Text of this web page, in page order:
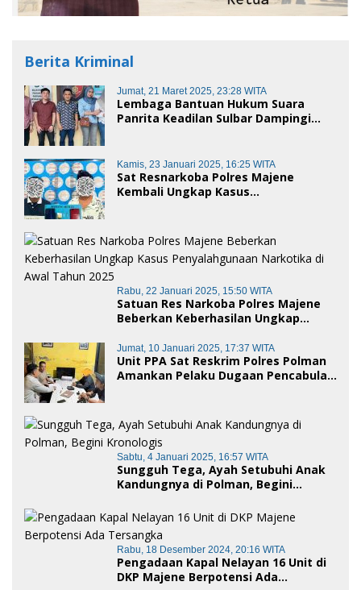
Berita Kriminal
Jumat, 21 Maret 2025, 23:28 WITA
Lembaga Bantuan Hukum Suara
Panrita Keadilan Sulbar Dampingi
Polman
Kamis, 23 Januari 2025, 16:25 WITA
Sat Resnarkoba Polres Majene
Kembali Ungkap Kasus
Rabu, 22 Januari 2025, 15:50 WITA
Satuan Res Narkoba Polres Majene
Beberkan Keberhasilan Ungkap
Awal Tahun 2025
Jumat, 10 Januari 2025, 17:37 WITA
Unit PPA Sat Reskrim Polres Polman
Amankan Pelaku Dugaan Pencabulan
Sabtu, 4 Januari 2025, 16:57 WITA
Sungguh Tega, Ayah Setubuhi Anak
Kandungnya di Polman, Begini
Rabu, 18 Desember 2024, 20:16 WITA
Pengadaan Kapal Nelayan 16 Unit di
DKP Majene Berpotensi Ada